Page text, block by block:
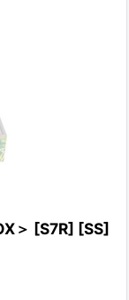
＞ [S7R] [SS]